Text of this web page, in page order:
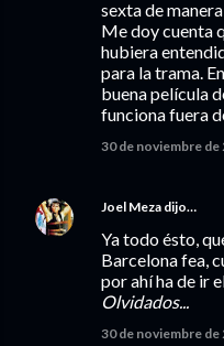
sexta de
Me doy cuenta
hubiera
para la trama.
buena película
funciona fuera
30 de noviembre de
Joel Meza dijo…
Ya todo ésto,
Barcelona fea,
por ahí ha de ir
Olvidados...
30 de noviembre de